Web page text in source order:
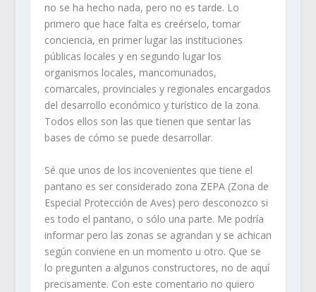
no se ha hecho nada, pero no es tarde. Lo
primero que hace falta es creérselo, tomar
conciencia, en primer lugar las instituciones
públicas locales y en segundo lugar los
organismos locales, mancomunados,
comarcales, provinciales y regionales encargados
del desarrollo económico y turístico de la zona.
Todos ellos son las que tienen que sentar las
bases de cómo se puede desarrollar.
Sé que unos de los incovenientes que tiene el
pantano es ser considerado zona ZEPA (Zona de
Especial Protección de Aves) pero desconozco si
es todo el pantano, o sólo una parte. Me podría
informar pero las zonas se agrandan y se achican
según conviene en un momento u otro. Que se
lo pregunten a algunos constructores, no de aquí
precisamente. Con este comentario no quiero